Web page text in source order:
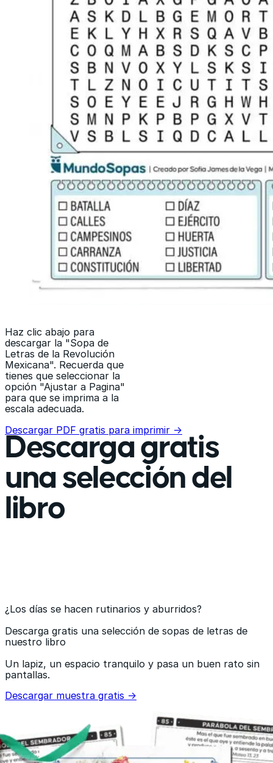
Haz clic abajo para
descargar la "Sopa de
Letras de la Revolución
Mexicana". Recuerda que
tienes que seleccionar la
opción "Ajustar a Pagina"
para que se imprima a la
escala adecuada.
Descargar PDF gratis para imprimir →
Descarga gratis
una selección del
libro
¿Los días se hacen rutinarios y aburridos?
Descarga gratis una selección de sopas de letras de
nuestro libro
Un lapiz, un espacio tranquilo y pasa un buen rato sin
pantallas.
Descargar muestra gratis →